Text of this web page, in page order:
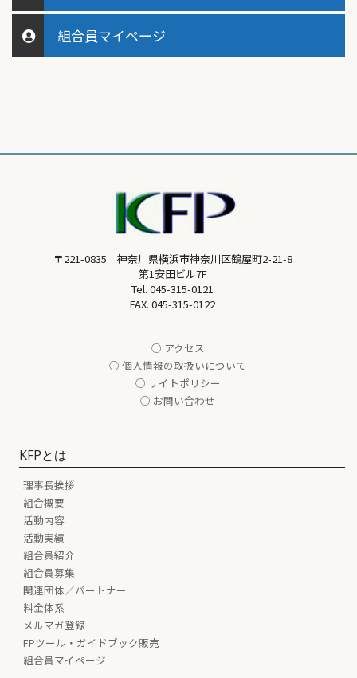
組合員マイページ
〒221-0835 神奈川県横浜市神奈川区鶴屋町2-21-8
第1安田ビル7F
Tel. 045-315-0121
FAX. 045-315-0122
○ アクセス
○ 個人情報の取扱いについて
○ サイトポリシー
○ お問い合わせ
KFPとは
理事長挨拶
組合概要
活動内容
活動実績
組合員紹介
組合員募集
関連団体／パートナー
料金体系
メルマガ登録
FPツール・ガイドブック販売
組合員マイページ